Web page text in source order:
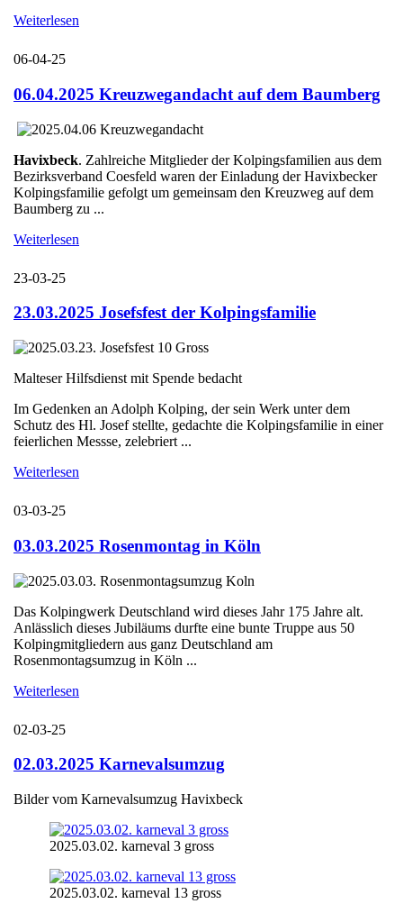
Weiterlesen
06-04-25
06.04.2025 Kreuzwegandacht auf dem Baumberg
Havixbeck. Zahlreiche Mitglieder der Kolpingsfamilien aus dem
Bezirksverband Coesfeld waren der Einladung der Havixbecker
Kolpingsfamilie gefolgt um gemeinsam den Kreuzweg auf dem
Baumberg zu ...
Weiterlesen
23-03-25
23.03.2025 Josefsfest der Kolpingsfamilie
Malteser Hilfsdienst mit Spende bedacht
Im Gedenken an Adolph Kolping, der sein Werk unter dem
Schutz des Hl. Josef stellte, gedachte die Kolpingsfamilie in einer
feierlichen Messse, zelebriert ...
Weiterlesen
03-03-25
03.03.2025 Rosenmontag in Köln
Das Kolpingwerk Deutschland wird dieses Jahr 175 Jahre alt.
Anlässlich dieses Jubiläums durfte eine bunte Truppe aus 50
Kolpingmitgliedern aus ganz Deutschland am
Rosenmontagsumzug in Köln ...
Weiterlesen
02-03-25
02.03.2025 Karnevalsumzug
Bilder vom Karnevalsumzug Havixbeck
2025.03.02. karneval 3 gross
2025.03.02. karneval 13 gross